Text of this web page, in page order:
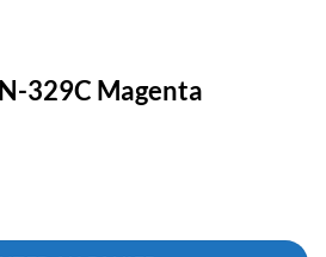
329C Magenta
329C Magenta